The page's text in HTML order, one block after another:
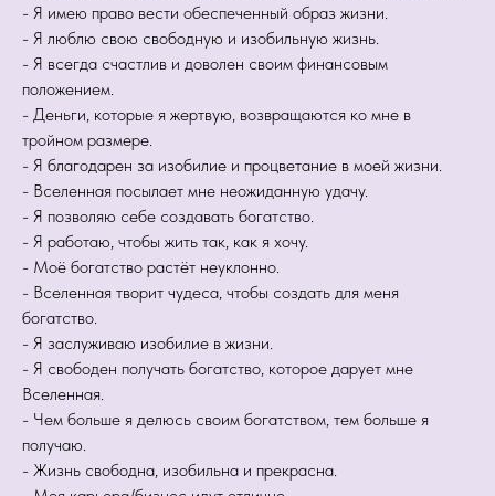
- Я имею право вести обеспеченный образ жизни.
- Я люблю свою свободную и изобильную жизнь.
- Я всегда счастлив и доволен своим финансовым
положением.
- Деньги, которые я жертвую, возвращаются ко мне в
тройном размере.
- Я благодарен за изобилие и процветание в моей жизни.
- Вселенная посылает мне неожиданную удачу.
- Я позволяю себе создавать богатство.
- Я работаю, чтобы жить так, как я хочу.
- Моё богатство растёт неуклонно.
- Вселенная творит чудеса, чтобы создать для меня
богатство.
- Я заслуживаю изобилие в жизни.
- Я свободен получать богатство, которое дарует мне
Вселенная.
- Чем больше я делюсь своим богатством, тем больше я
получаю.
- Жизнь свободна, изобильна и прекрасна.